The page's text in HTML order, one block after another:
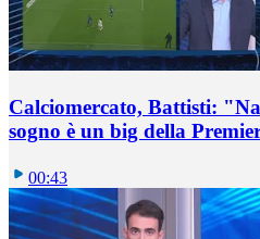
Calciomercato, Battisti:
sogno è un big della
00:43